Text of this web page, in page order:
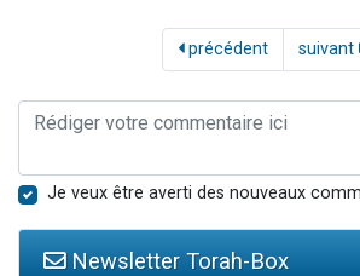
précédent suivant
Je veux être averti des nouveaux
Newsletter Torah-Box